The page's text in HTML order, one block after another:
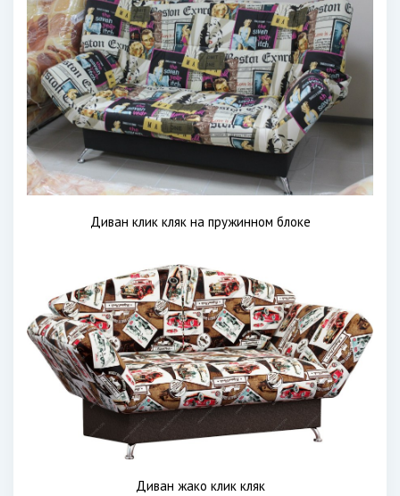
Диван клик кляк на пружинном блоке
Диван жако клик кляк